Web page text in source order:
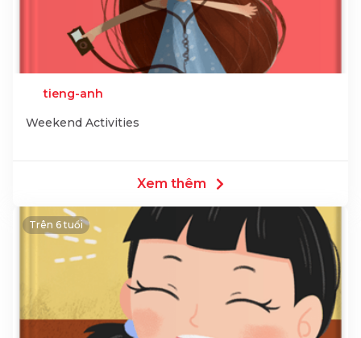
tieng-anh
Weekend Activities
Xem thêm
Trên 6 tuổi